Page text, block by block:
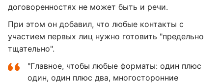
договоренностях не может быть и речи.
При этом он добавил, что любые контакты с
участием первых лиц нужно готовить "предельно
тщательно".
"Главное, чтобы любые форматы: один плюс
один, один плюс два, многосторонние